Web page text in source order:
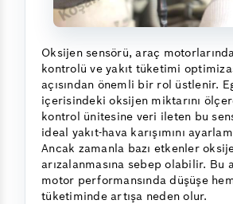
Oksijen sensörü, araç
kontrolü ve yakıt tüketimi
açısından önemli bir rol üstlenir.
içerisindeki oksijen miktarını
kontrol ünitesine veri ileten bu
ideal yakıt-hava karışımını
Ancak zamanla bazı etkenler
arızalanmasına sebep olabilir. Bu
motor performansında düşüşe
tüketiminde artışa neden olur.